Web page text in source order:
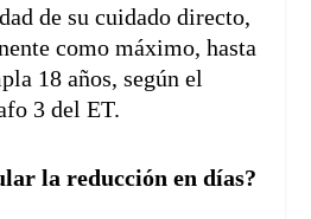
de su cuidado directo,
como máximo, hasta
18 años, según el
3 del ET.
la reducción en días?